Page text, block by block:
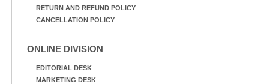
RETURN AND REFUND POLICY
CANCELLATION POLICY
ONLINE DIVISION
EDITORIAL DESK
MARKETING DESK